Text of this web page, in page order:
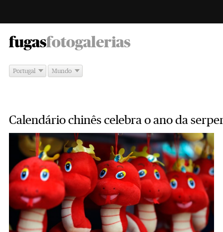
fugas -
fotogalerias
Portugal Mundo
Calendário chinês celebra o ano da